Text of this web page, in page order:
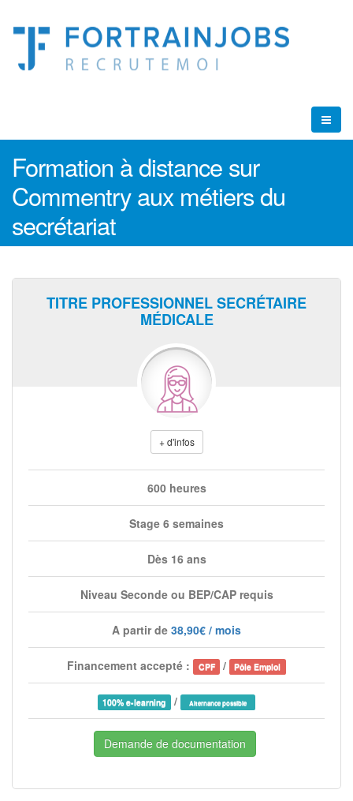
Formation à distance sur
Commentry aux métiers du
secrétariat
TITRE PROFESSIONNEL SECRÉTAIRE
MÉDICALE
+ d'infos
600 heures
Stage 6 semaines
Dès 16 ans
Niveau Seconde ou BEP/CAP requis
A partir de 38,90€ / mois
Financement accepté : CPF / Pôle Emploi
100% e-learning / Alternance possible
Demande de documentation